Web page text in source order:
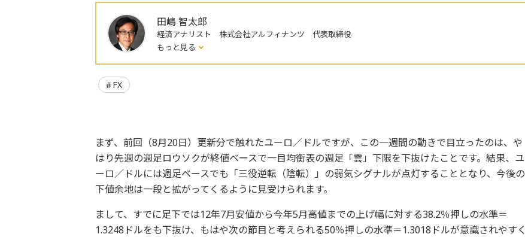
田嶋 智太郎
経済アナリスト 株式会社アルフィナンツ 代表取締役
もっと見る
FX
まず、前回（8月20日）更新分で触れたユーロ／ドルですが、この一週間の動きで目立ったのは、や
はり先週の週足ロウソクが終値ベースで一目均衡表の週足「雲」下限を下抜けたことです。結果、ユ
ーロ／ドルには週足ベースでも「三役逆転（陰転）」の弱気シグナルが点灯することとなり、今後の
下値余地は一段と拡がってくるように見受けられます。
まして、すでに足下では12年7月安値から今年5月高値までの上げ幅に対する38.2％押しの水準＝
1.3248ドルをも下抜け、もはや次の節目と考えられる50％押しの水準＝1.3018ドルが意識されやすく